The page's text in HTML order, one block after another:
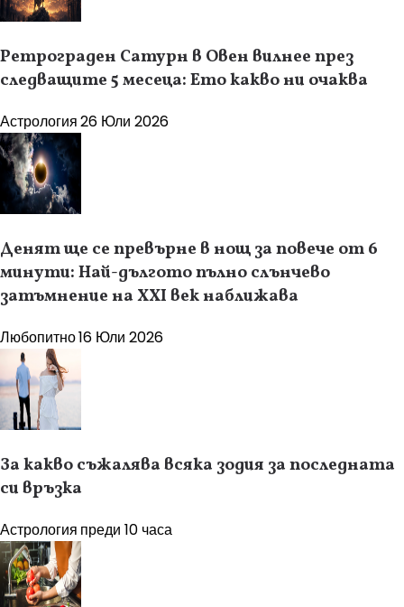
Ретрограден Сатурн в Овен вилнее през
следващите 5 месеца: Ето какво ни очаква
Астрология26 Юли 2026
Денят ще се превърне в нощ за повече от 6
минути: Най-дългото пълно слънчево
затъмнение на XXI век наближава
Любопитно16 Юли 2026
За какво съжалява всяка зодия за последната
си връзка
Астрология преди 10 часа